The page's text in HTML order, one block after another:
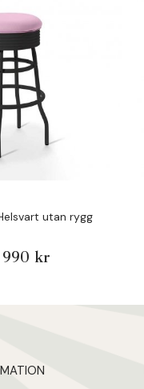
utan rygg
990 kr